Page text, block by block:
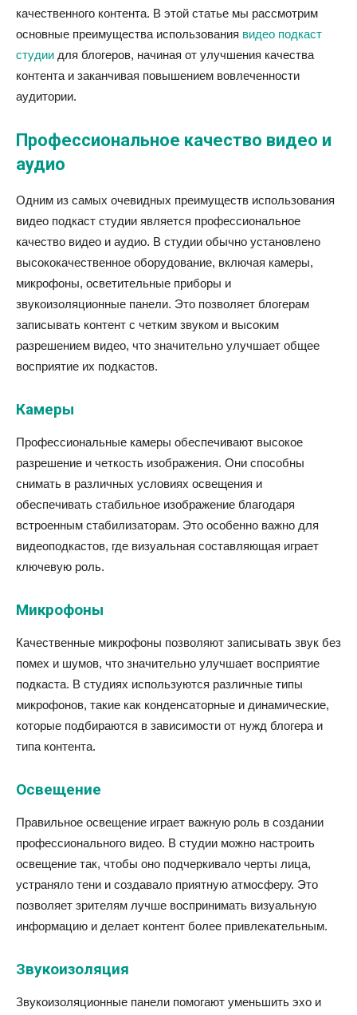
качественного контента. В этой статье мы рассмотрим
основные преимущества использования видео подкаст
студии для блогеров, начиная от улучшения качества
контента и заканчивая повышением вовлеченности
аудитории.
Профессиональное качество видео и
аудио
Одним из самых очевидных преимуществ использования
видео подкаст студии является профессиональное
качество видео и аудио. В студии обычно установлено
высококачественное оборудование, включая камеры,
микрофоны, осветительные приборы и
звукоизоляционные панели. Это позволяет блогерам
записывать контент с четким звуком и высоким
разрешением видео, что значительно улучшает общее
восприятие их подкастов.
Камеры
Профессиональные камеры обеспечивают высокое
разрешение и четкость изображения. Они способны
снимать в различных условиях освещения и
обеспечивать стабильное изображение благодаря
встроенным стабилизаторам. Это особенно важно для
видеоподкастов, где визуальная составляющая играет
ключевую роль.
Микрофоны
Качественные микрофоны позволяют записывать звук без
помех и шумов, что значительно улучшает восприятие
подкаста. В студиях используются различные типы
микрофонов, такие как конденсаторные и динамические,
которые подбираются в зависимости от нужд блогера и
типа контента.
Освещение
Правильное освещение играет важную роль в создании
профессионального видео. В студии можно настроить
освещение так, чтобы оно подчеркивало черты лица,
устраняло тени и создавало приятную атмосферу. Это
позволяет зрителям лучше воспринимать визуальную
информацию и делает контент более привлекательным.
Звукоизоляция
Звукоизоляционные панели помогают уменьшить эхо и